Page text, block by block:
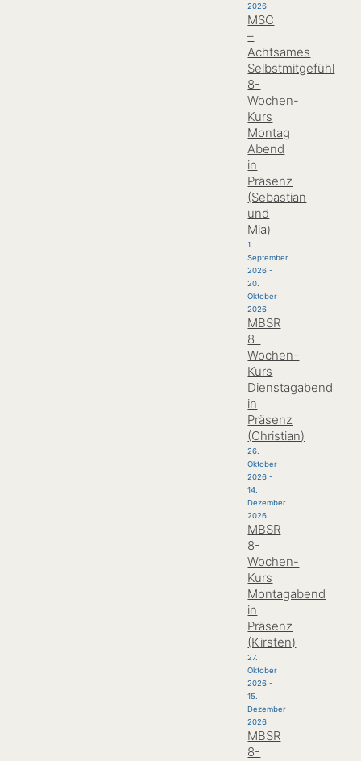
2026
MSC
–
Achtsames
Selbstmitgefühl
8-
Wochen-
Kurs
Montag
Abend
in
Präsenz
(Sebastian
und
Mia)
1.
September
2026 -
20.
Oktober
2026
MBSR
8-
Wochen-
Kurs
Dienstagabend
in
Präsenz
(Christian)
26.
Oktober
2026 -
14.
Dezember
2026
MBSR
8-
Wochen-
Kurs
Montagabend
in
Präsenz
(Kirsten)
27.
Oktober
2026 -
15.
Dezember
2026
MBSR
8-